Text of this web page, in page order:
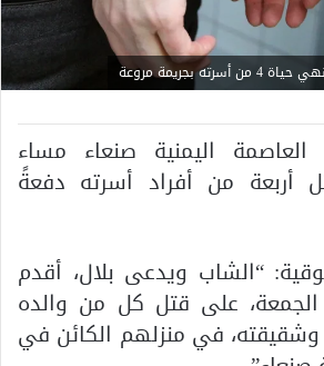
بجريمة مروعة
اليمنية صنعاء مساء
أربعة من أفراد أسرته دفعةً
“الشاب ويدعى بلال، أقدم
على قتل كل من والده
في منزلهم الكائن في